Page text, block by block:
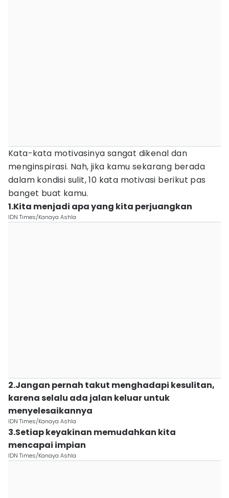
Kata-kata motivasinya sangat dikenal dan
menginspirasi. Nah, jika kamu sekarang berada
dalam kondisi sulit, 10 kata motivasi berikut pas
banget buat kamu.
1.Kita menjadi apa yang kita perjuangkan
IDN Times/Kanaya Ashla
2.Jangan pernah takut menghadapi kesulitan,
karena selalu ada jalan keluar untuk
menyelesaikannya
IDN Times/Kanaya Ashla
3.Setiap keyakinan memudahkan kita
mencapai impian
IDN Times/Kanaya Ashla